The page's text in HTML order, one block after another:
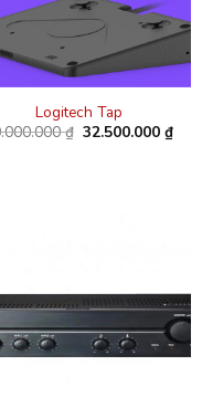
Logitech Tap
₫ Giá
32.500.000₫Giá